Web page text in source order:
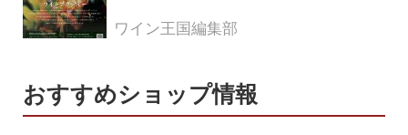
（2026年6月28日応募締め切り）
ワイン王国編集部
おすすめショップ情報